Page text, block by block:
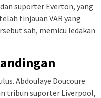
suporter Everton, yang
tinjauan VAR yang
sah, memicu ledakan
Abdoulaye Doucoure
tribun suporter Liverpool,